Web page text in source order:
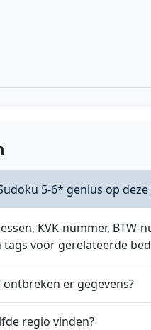
5-6* genius op deze
KVK-nummer,
voor gerelateerde
er gegevens?
regio vinden?